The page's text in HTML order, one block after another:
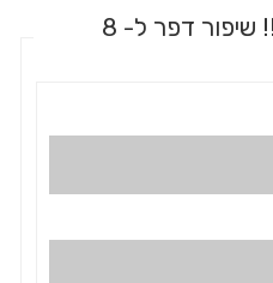
מענה ל־רק בזכותכם !!! שיפור דפר ל- 8